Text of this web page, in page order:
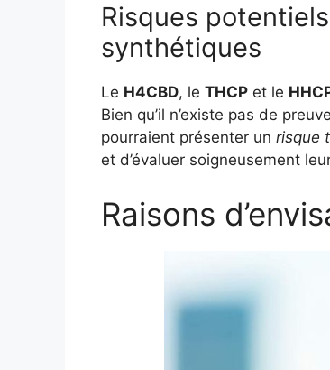
Risques
synthétiques
Le H4CBD, le THCP et le
Bien qu’il n’existe pas de
pourraient présenter un risque
et d’évaluer soigneusement
Raisons